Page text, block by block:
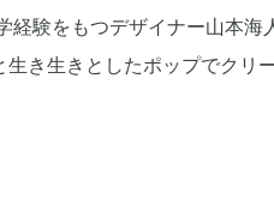
経験をもつデザイナー山本
生き生きとしたポップでクリ